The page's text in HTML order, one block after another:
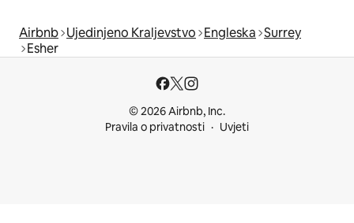
Airbnb Ujedinjeno Kraljevstvo Engleska Surrey
Esher
© 2026 Airbnb, Inc.
Pravila o privatnosti
Uvjeti